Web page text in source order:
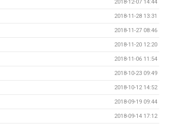
2018-12-07 14:44
2018-11-28 13:31
2018-11-27 08:46
2018-11-20 12:20
2018-11-06 11:54
2018-10-23 09:49
2018-10-12 14:52
2018-09-19 09:44
2018-09-14 17:12